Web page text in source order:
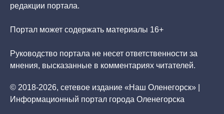
редакции портала.
Портал может содержать материалы 16+
Руководство портала не несет ответственности за
мнения, высказанные в комментариях читателей.
© 2018-2026, сетевое издание «Наш Оленегорск» |
Информационный портал города Оленегорска